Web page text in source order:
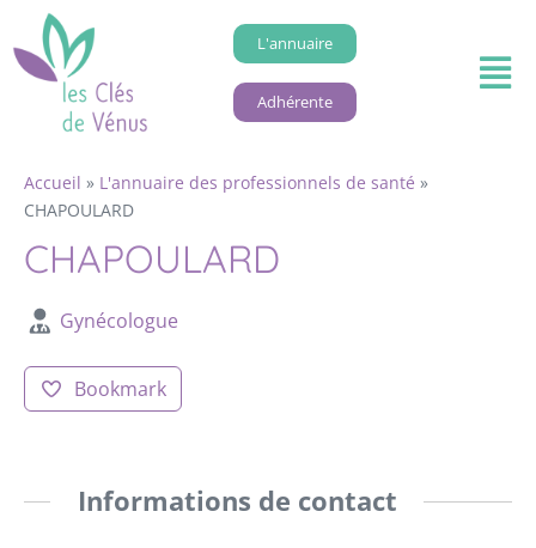
L'annuaire
Adhérente
Accueil » L'annuaire des professionnels de santé »
CHAPOULARD
CHAPOULARD
Gynécologue
Bookmark
Informations de contact